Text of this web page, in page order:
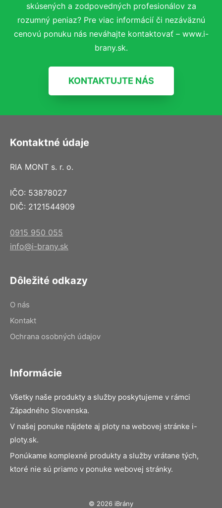
skúsených a zodpovedných profesionálov za
rozumný peniaz? Pre viac informácií či nezáväznú
cenovú ponuku nás neváhajte kontaktovať – www.i-
brany.sk.
KONTAKTUJTE NÁS
Kontaktné údaje
RIA MONT s. r. o.
IČO: 53878027
DIČ: 2121544909
0915 950 055
info@i-brany.sk
Dôležité odkazy
O nás
Kontakt
Ochrana osobných údajov
Informácie
Všetky naše produkty a služby poskytujeme v rámci
Západného Slovenska.
V našej ponuke nájdete aj ploty na webovej stránke i-
ploty.sk.
Ponúkame komplexné produkty a služby vrátane tých,
ktoré nie sú priamo v ponuke webovej stránky.
© 2026 iBrány